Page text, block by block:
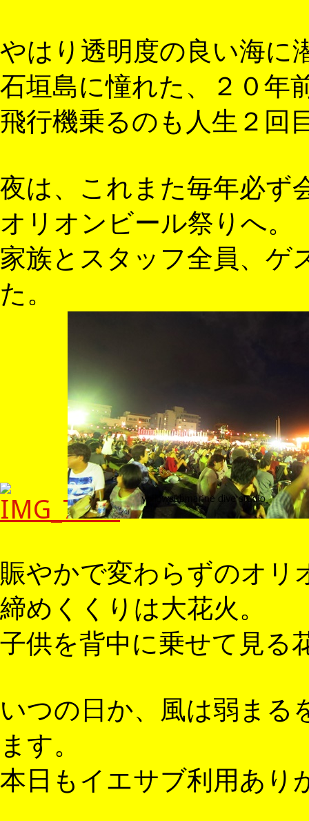
やはり透明度の良い海に
石垣島に憧れた、２０年
飛行機乗るのも人生２回
夜は、これまた毎年必ず
オリオンビール祭りへ。
家族とスタッフ全員、ゲ
た。
賑やかで変わらずのオリ
締めくくりは大花火。
子供を背中に乗せて見る
いつの日か、風は弱まる
ます。
本日もイエサブ利用あり